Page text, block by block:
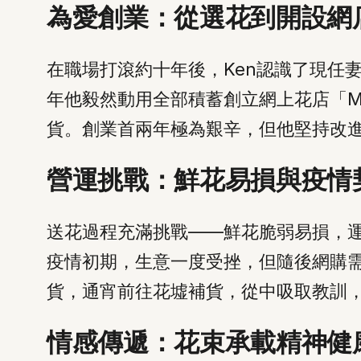
為愛創業：從選花到開設網
在職場打滾約十年後，Ken認識了現任
年他毅然動用全部積蓄創立網上花店「
貨。創業首兩年極為艱辛，但他堅持改
營運挑戰：鮮花易損與疫情
送花過程充滿挑戰——鮮花脆弱易損，
疫情初期，生意一度受挫，但隨後網購
貨，通宵前往花墟補貨，從中吸取教訓
情感傳遞：花束承載精神健